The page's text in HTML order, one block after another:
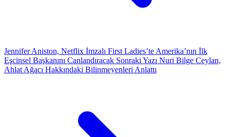
Jennifer Aniston, Netflix İmzalı First Ladies’te Amerika’nın İlk
Eşcinsel Başkanını Canlandıracak Sonraki Yazı Nuri Bilge Ceylan,
Ahlat Ağacı Hakkındaki Bilinmeyenleri Anlattı